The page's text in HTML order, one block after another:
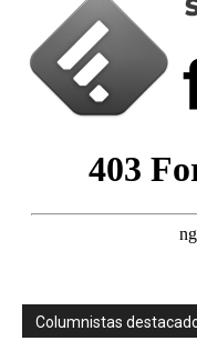
Columnistas